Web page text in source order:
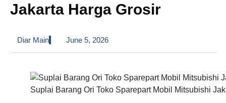
Jakarta Harga Grosir
Diar Main June 5, 2026
Suplai Barang Ori Toko Sparepart Mobil Mitsubishi